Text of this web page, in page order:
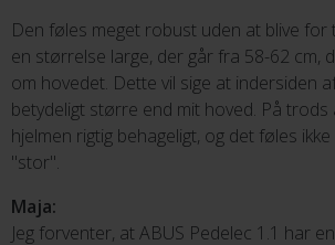
Den føles meget robust uden at blive for
en størrelse large, der går fra 58-62 cm,
om hovedet. Dette vil sige at indersiden
betydeligt større end mit hoved. På
hjelmen rigtig behageligt, og det føles
"stor".
Maja:
Jeg forventer, at ABUS Pedelec 1.1 har